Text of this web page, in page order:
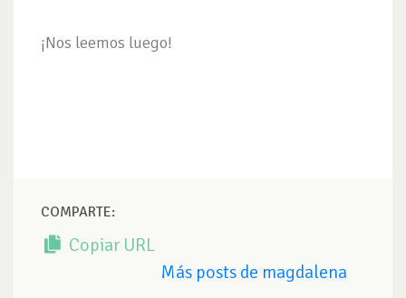
¡Nos leemos luego!
COMPARTE:
Copiar URL
Más posts de magdalena